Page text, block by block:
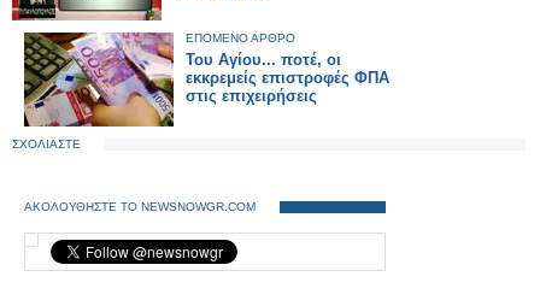
ΕΠΟΜΕΝΟ ΑΡΘΡΟ
Του Αγίου... ποτέ, οι
εκκρεμείς επιστροφές ΦΠΑ
στις επιχειρήσεις
ΣΧΟΛΙΑΣΤΕ
ΑΚΟΛΟΥΘΗΣΤΕ ΤΟ NEWSNOWGR.COM